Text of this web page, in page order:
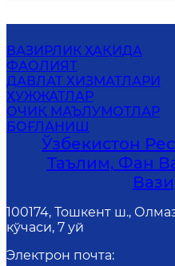
ВАЗИРЛИК ҲАҚИДА
ФАОЛИЯТ
ДАВЛАТ ХИЗМАТЛАРИ
ҲУЖЖАТЛАР
ОЧИҚ МАЪЛУМОТЛАР
БОҒЛАНИШ
Ўзбекистон
Таълим, Фан
100174, Тошкент ш.,
кўчаси, 7 уй
Электрон почта: